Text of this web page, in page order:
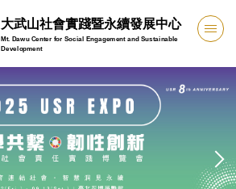
大武山社會實踐暨永續發展中心
Mt. Dawu Center for Social Engagement and Sustainable
Development